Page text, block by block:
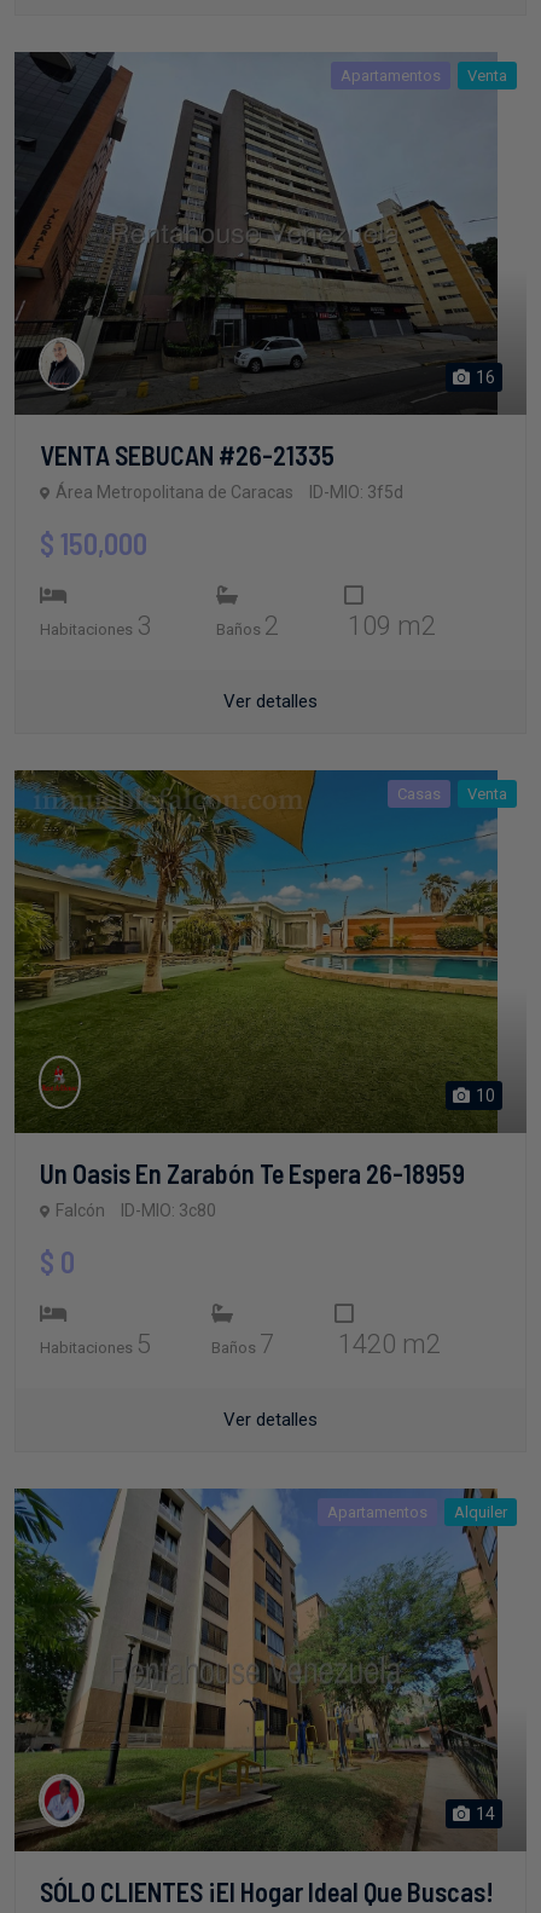
Apartamentos Venta
16
VENTA SEBUCAN #26-21335
Área Metropolitana de Caracas ID-MIO: 3f5d
$ 150,000
Habitaciones 3 Baños 2 109 m2
Ver detalles
Casas Venta
10
Un Oasis En Zarabón Te Espera 26-18959
Falcón ID-MIO: 3c80
$ 0
Habitaciones 5 Baños 7 1420 m2
Ver detalles
Apartamentos Alquiler
14
SÓLO CLIENTES ¡El Hogar Ideal Que Buscas!